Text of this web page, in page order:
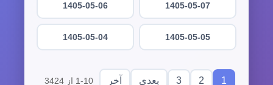
1405-05-07
1405-05-06
1405-05-05
1405-05-04
1
2
3 بعدی آخر 1-10 از 3424